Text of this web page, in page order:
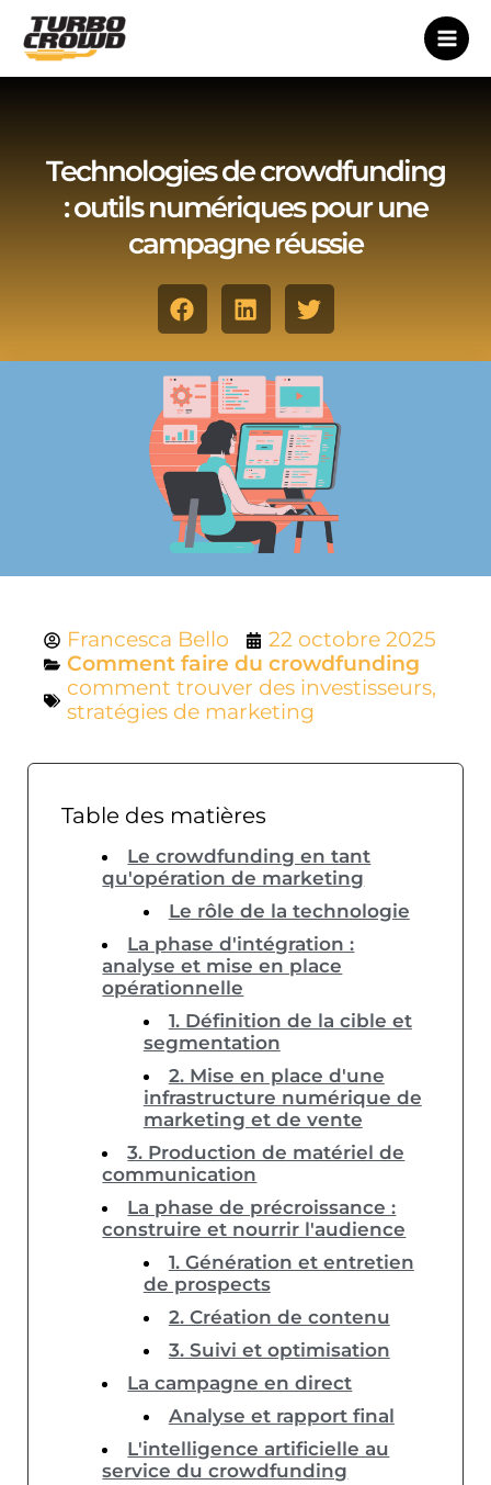
content
Technologies de crowdfunding
: outils numériques pour une
campagne réussie
Francesca Bello
22 octobre 2025
Comment faire du crowdfunding
comment trouver des investisseurs,
stratégies de marketing
Table des matières
Le crowdfunding en tant
qu'opération de marketing
Le rôle de la technologie
La phase d'intégration :
analyse et mise en place
opérationnelle
1. Définition de la cible et
segmentation
2. Mise en place d'une
infrastructure numérique de
marketing et de vente
3. Production de matériel de
communication
La phase de précroissance :
construire et nourrir l'audience
1. Génération et entretien
de prospects
2. Création de contenu
3. Suivi et optimisation
La campagne en direct
Analyse et rapport final
L'intelligence artificielle au
service du crowdfunding